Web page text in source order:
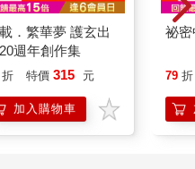
人非常推崇用「實證方
上有許多課程與療法經過了
約翰．高特曼（John
Markman）等知名社會學
典範，而我也深表認同。市
究與實驗結果，提供實證建
。書中的建議是直接來自
．繁華夢 護玄出
週年創作集
折 特價 315 元
加入購物車
祕
79 折